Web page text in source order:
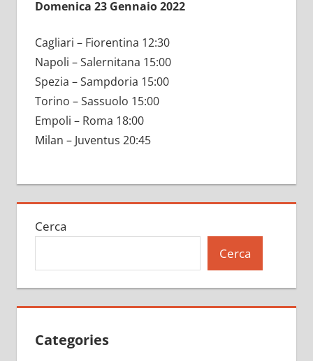
Domenica 23 Gennaio 2022
Cagliari – Fiorentina 12:30
Napoli – Salernitana 15:00
Spezia – Sampdoria 15:00
Torino – Sassuolo 15:00
Empoli – Roma 18:00
Milan – Juventus 20:45
Cerca
Cerca
Categories